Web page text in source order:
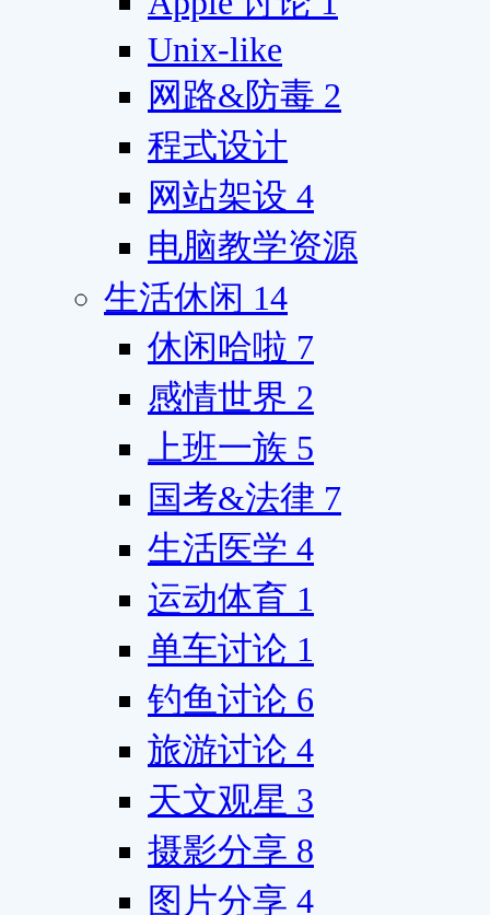
Unix-like
网路&防毒 2
程式设计
网站架设 4
电脑教学资源
生活休闲 14
休闲哈啦 7
感情世界 2
上班一族 5
国考&法律 7
生活医学 4
运动体育 1
单车讨论 1
钓鱼讨论 6
旅游讨论 4
天文观星 3
摄影分享 8
图片分享 4